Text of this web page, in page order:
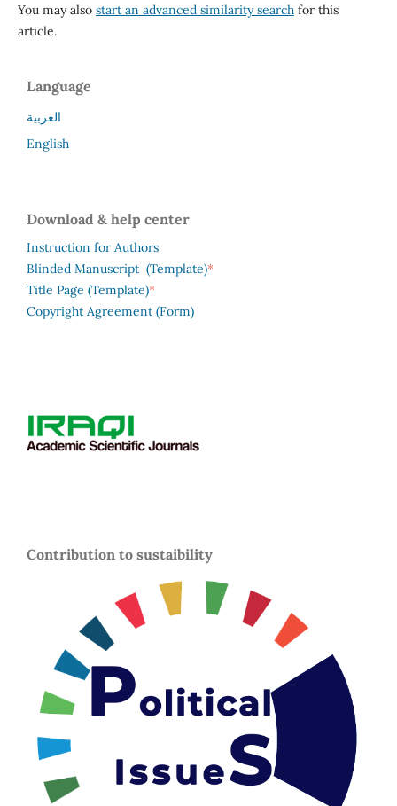
You may also start an advanced similarity searchfor this
article.
Language
العربية
English
Download & help center
Instruction for Authors
Blinded Manuscript (Template)*
Title Page (Template)*
Copyright Agreement (Form)
Contribution to sustaibility